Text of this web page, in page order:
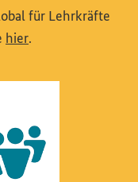
für Lehrkräfte
hier(Externer Link)
.